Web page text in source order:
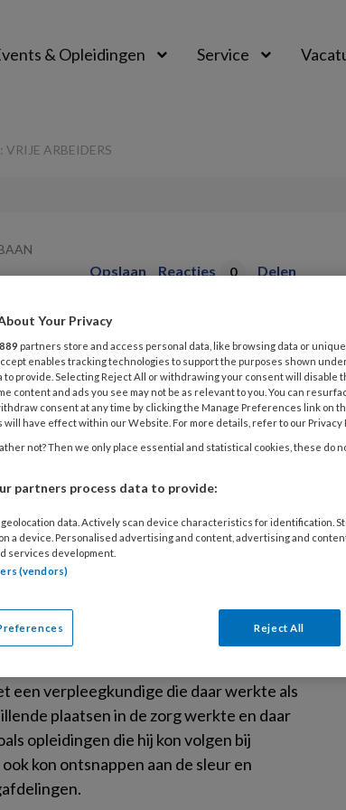
& Opleidingen Service
ARBEIDERS
Opslaan Reacties 0 Delen
Hans van
de negentiende eeuw een scherp
vrije arbeider en de loonarbeider.
zichzelf werkten en onafhankelijk waren
in de regel in de opkomende
aan afhankelijk makende
beschouwden hen als loonslaven.
typen moest ik denken toen ik onlangs in
een verpleegkundige die daar werkte als
plaatsen in de zorg werkte en daar
opleidingen die hij kon volgen bij
kon ontsnappen aan de sleur en
Your Privacy
889 partners store and access personal data, like browsing data or
enables tracking technologies to support the purposes shown
to provide. Selecting Reject All or withdrawing your consent will disable
content and ads you see may not be as relevant to you. You can
consent at any time by clicking the Manage Preferences link on
will have effect within our Website. For more details, refer to our Privacy
not? Then we only place essential and statistical cookies, these do
partners process data to provide:
data. Actively scan device characteristics for identification.
a device. Personalised advertising and content, advertising and
services development.
(vendors)
Reject All